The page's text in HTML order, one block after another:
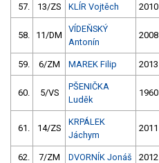
57. 13/ZS KLÍR Vojtěch 2010
58. 11/DM
VÍDEŇSKÝ
Antonín
2008
59. 6/ZM MAREK Filip 2013
60. 5/VS
PŠENIČKA
Luděk
1960
61. 14/ZS
KRPÁLEK
Jáchym
2011
62. 7/ZM DVORNÍK Jonáš 2012